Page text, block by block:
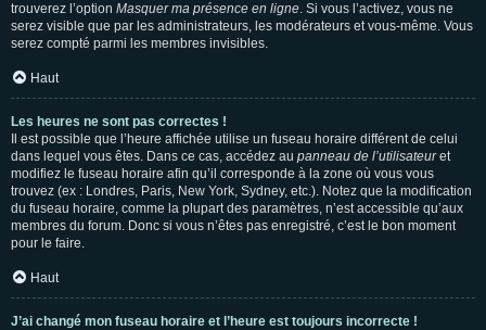
trouverez l’option Masquer ma présence en ligne. Si vous l’activez, vous ne
serez visible que par les administrateurs, les modérateurs et vous-même. Vous
serez compté parmi les membres invisibles.
Haut
Les heures ne sont pas correctes !
Il est possible que l’heure affichée utilise un fuseau horaire différent de celui
dans lequel vous êtes. Dans ce cas, accédez au panneau de l’utilisateuret
modifiez le fuseau horaire afin qu’il corresponde à la zone où vous vous
trouvez (ex : Londres, Paris, New York, Sydney, etc.). Notez que la modification
du fuseau horaire, comme la plupart des paramètres, n’est accessible qu’aux
membres du forum. Donc si vous n’êtes pas enregistré, c’est le bon moment
pour le faire.
Haut
J’ai changé mon fuseau horaire et l’heure est toujours incorrecte !